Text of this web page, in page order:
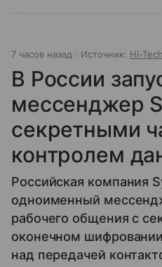
7 часов назад Источник: Hi-
В России
мессенджер
секретными
контролем
Российская компания
одноименный
рабочего общения с
оконечном
над передачей